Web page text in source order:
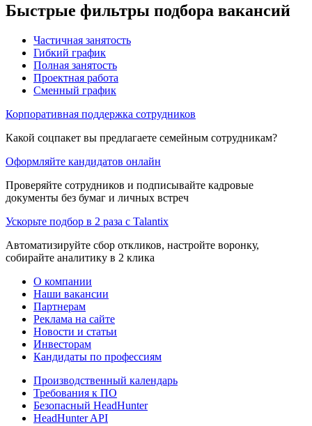
Быстрые фильтры подбора вакансий
Частичная занятость
Гибкий график
Полная занятость
Проектная работа
Сменный график
Корпоративная поддержка сотрудников
Какой соцпакет вы предлагаете семейным сотрудникам?
Оформляйте кандидатов онлайн
Проверяйте сотрудников и подписывайте кадровые
документы без бумаг и личных встреч
Ускорьте подбор в 2 раза с Talantix
Автоматизируйте сбор откликов, настройте воронку,
собирайте аналитику в 2 клика
О компании
Наши вакансии
Партнерам
Реклама на сайте
Новости и статьи
Инвесторам
Кандидаты по профессиям
Производственный календарь
Требования к ПО
Безопасный HeadHunter
HeadHunter API